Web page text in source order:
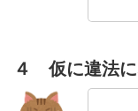
４ 仮に違法に